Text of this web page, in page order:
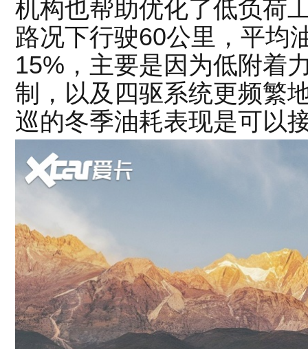
机构也帮助优化了低负荷
路况下行驶60公里，平均
15%，主要是因为低附着
制，以及四驱系统更频繁
巡的冬季油耗表现是可以